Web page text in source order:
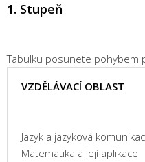
1. Stupeň
Tabulku posunete pohybem
VZDĚLÁVACÍ OBLAST
Jazyk a jazyková
Matematika a její aplikace